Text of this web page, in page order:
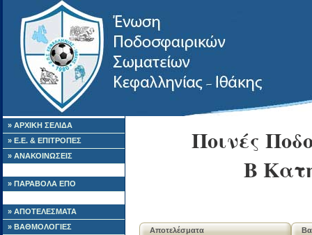
» ΑΡΧΙΚΗ ΣΕΛΙΔΑ
» Ε.Ε. & ΕΠΙΤΡΟΠΕΣ
» ΑΝΑΚΟΙΝΩΣΕΙΣ
» ΠΑΡΑΒΟΛΑ ΕΠΟ
» ΑΠΟΤΕΛΕΣΜΑΤΑ
» ΒΑΘΜΟΛΟΓΙΕΣ
Ποινές
B
Αποτελέσματα